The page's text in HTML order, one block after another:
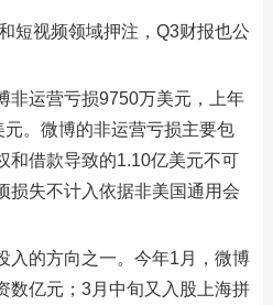
短视频领域押注，Q3财报也公
非运营亏损9750万美元，上年
。微博的非运营亏损主要包
和借款导致的1.10亿美元不可
损失不计入依据非美国通用会
入的方向之一。今年1月，微博
数亿元；3月中旬又入股上海拼